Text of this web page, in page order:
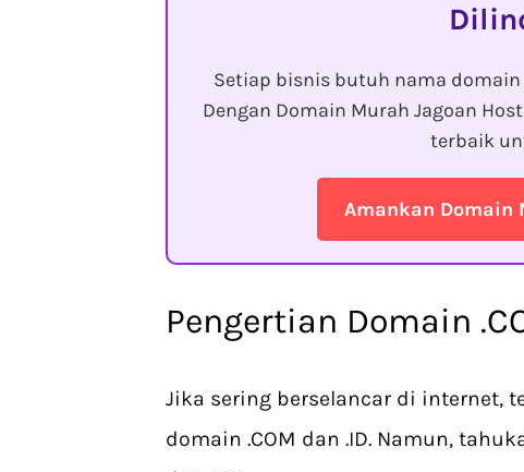
Setiap bisnis butuh nama
Dengan Domain Murah Jagoan
terbaik
Amankan Domain
Pengertian Domain
Jika sering berselancar di internet,
domain .COM dan .ID. Namun,